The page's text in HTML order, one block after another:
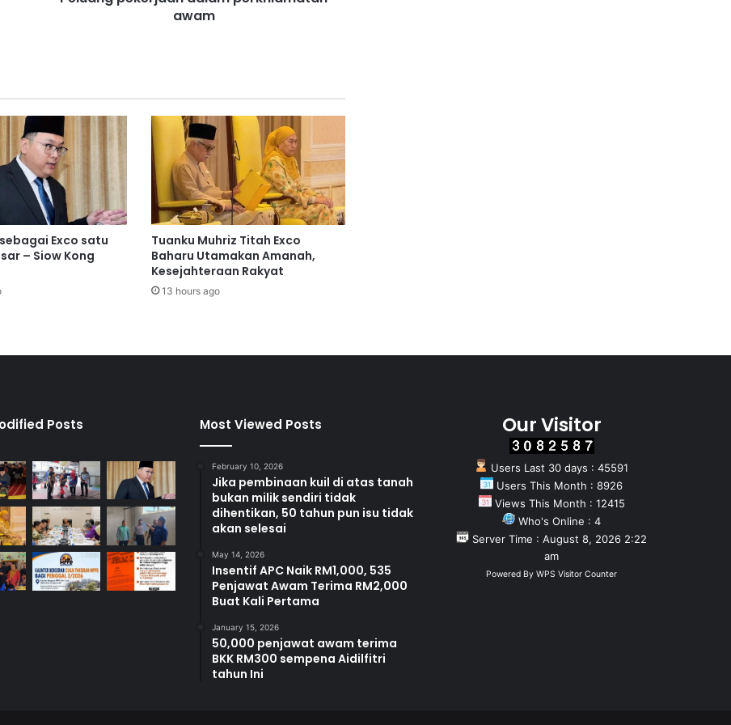
n
d
a
l
a
m
p
e
k
t
w
awam
Exco satu
– Siow Kong
Tuanku Muhriz Titah Exco
Baharu Utamakan Amanah,
Kesejahteraan Rakyat
13 hours ago
Posts Most Viewed Posts
February 10, 2026
Jika pembinaan kuil di atas tanah
bukan milik sendiri tidak
dihentikan, 50 tahun pun isu tidak
akan selesai
May 14, 2026
Insentif APC Naik RM1,000, 535
Penjawat Awam Terima RM2,000
Buat Kali Pertama
January 15, 2026
50,000 penjawat awam terima
BKK RM300 sempena Aidilfitri
tahun Ini
Our Visitor
Users Last 30 days : 45591
Users This Month : 8926
Views This Month : 12415
Who's Online : 4
Server Time : August 8, 2026 2:22
am
Powered By WPS Visitor Counter